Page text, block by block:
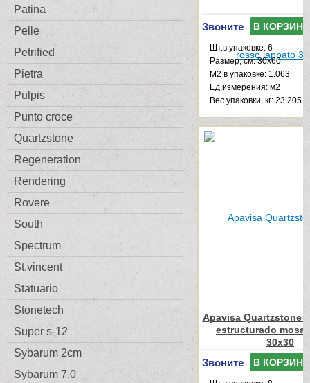
Patina
Pelle
Petrified
Pietra
Pulpis
Punto croce
Quartzstone
Regeneration
Rendering
Rovere
South
Spectrum
St.vincent
Statuario
Stonetech
Super s-12
Sybarum 2cm
Sybarum 7.0
Звоните В КОРЗИНУ
Шт.в упаковке: 6
Размер, см: 30x60
М2 в упаковке: 1.063
Ед.измерения: м2
Веc упаковки, кг: 23.205
Apavisa Quartzstone
estructurado
30x30
Звоните В КОРЗИНУ